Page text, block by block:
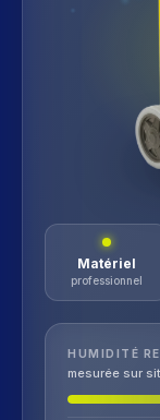
Matériel
professionnel
HUMIDITÉ
mesurée sur